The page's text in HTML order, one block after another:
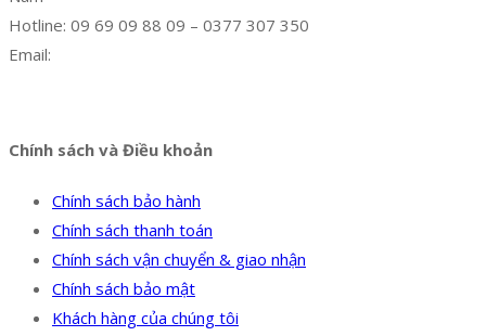
Hotline: 09 69 09 88 09 – 0377 307 350
Email:
Chính sách và Điều khoản
Chính sách bảo hành
Chính sách thanh toán
Chính sách vận chuyển & giao nhận
Chính sách bảo mật
Khách hàng của chúng tôi